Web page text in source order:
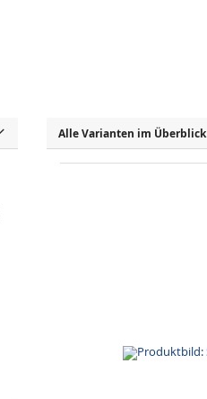
Alle Varianten im Überblick